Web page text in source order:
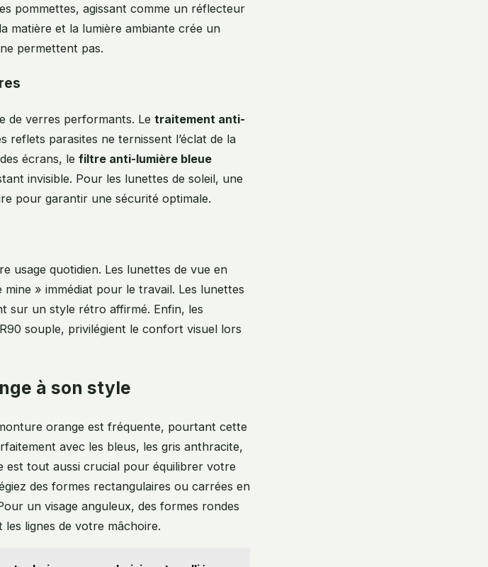
pommettes, agissant comme un réflecteur
matière et la lumière ambiante crée un
permettent pas.
de verres performants. Le traitement anti-
reflets parasites ne ternissent l’éclat de la
écrans, le filtre anti-lumière bleue
invisible. Pour les lunettes de soleil, une
pour garantir une sécurité optimale.
usage quotidien. Les lunettes de vue en
» immédiat pour le travail. Les lunettes
sur un style rétro affirmé. Enfin, les
souple, privilégient le confort visuel lors
à son style
orange est fréquente, pourtant cette
avec les bleus, les gris anthracite,
est tout aussi crucial pour équilibrer votre
des formes rectangulaires ou carrées en
un visage anguleux, des formes rondes
lignes de votre mâchoire.